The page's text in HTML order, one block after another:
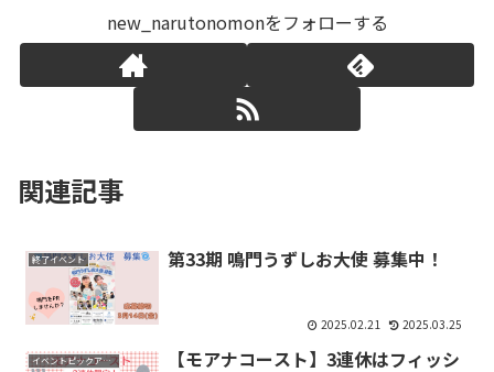
new_narutonomonをフォローする
関連記事
終了イベント 第33期 鳴門うずしお大使 募集中！
2025.02.21 2025.03.25
イベントピックアップ
【モアナコースト】3連休はフィッシ